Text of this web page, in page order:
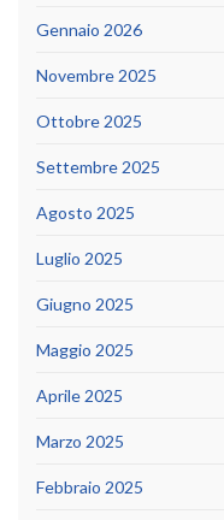
Gennaio 2026
Novembre 2025
Ottobre 2025
Settembre 2025
Agosto 2025
Luglio 2025
Giugno 2025
Maggio 2025
Aprile 2025
Marzo 2025
Febbraio 2025